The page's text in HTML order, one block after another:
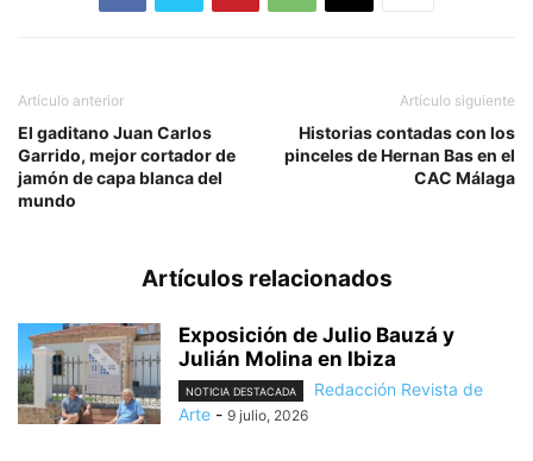
Artículo anterior
El gaditano Juan Carlos
Garrido, mejor cortador de
jamón de capa blanca del
mundo
Artículo siguiente
Historias contadas con los
pinceles de Hernan Bas en el
CAC Málaga
Artículos relacionados
Exposición de Julio Bauzá y
Julián Molina en Ibiza
NOTICIA DESTACADA
Redacción Revista de
Arte - 9 julio, 2026